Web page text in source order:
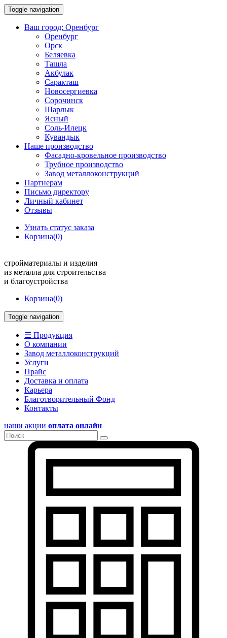
Toggle navigation
Ваш город: Оренбург
Оренбург
Орск
Беляевка
Ташла
Акбулак
Саракташ
Новосергиевка
Сорочинск
Шарлык
Ясный
Соль-Илецк
Кувандык
Наше производство
Фасадно-кровельное производство
Трубное производство
Завод металлоконструкций
Партнерам
Письмо директору
Личный кабинет
Отзывы
Узнать статус заказа
Корзина(0)
стройматериалы и изделия
из металла для строительства
и благоустройства
Корзина(0)
Toggle navigation
☰ Продукция
О компании
Завод металлоконструкций
Услуги
Прайс
Доставка и оплата
Карьера
Благотворительный Фонд
Контакты
наши акции оплата онлайн